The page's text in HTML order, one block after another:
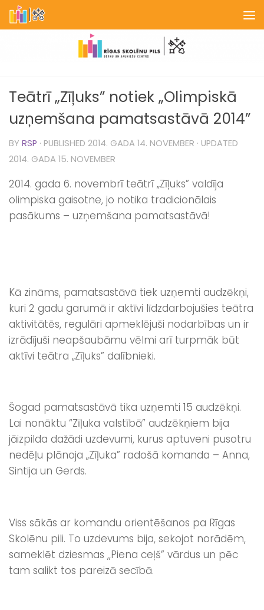
Skip to content
Teātrī „Zīļuks” notiek „Olimpiskā
uzņemšana pamatsastāvā 2014”
BY RSP · PUBLISHED 2014. GADA 14. NOVEMBER · UPDATED
2014. GADA 15. NOVEMBER
2014. gada 6. novembrī teātrī „Zīļuks” valdīja
olimpiska gaisotne, jo notika tradicionālais
pasākums – uzņemšana pamatsastāvā!
Kā zināms, pamatsastāvā tiek uzņemti audzēkņi,
kuri 2 gadu garumā ir aktīvi līdzdarbojušies teātra
aktivitātēs, regulāri apmeklējuši nodarbības un ir
izrādījuši neapšaubāmu vēlmi arī turpmāk būt
aktīvi teātra „Zīļuks” dalībnieki.
Šogad pamatsastāvā tika uzņemti 15 audzēkņi.
Lai nonāktu “Zīļuka valstībā” audzēkņiem bija
jāizpilda dažādi uzdevumi, kurus aptuveni pusotru
nedēļu plānoja „Zīļuka” radošā komanda – Anna,
Sintija un Gerds.
Viss sākās ar komandu orientēšanos pa Rīgas
Skolēnu pili. To uzdevums bija, sekojot norādēm,
sameklēt dziesmas ,,Piena ceļš” vārdus un pēc
tam salikt tos pareizā secībā.